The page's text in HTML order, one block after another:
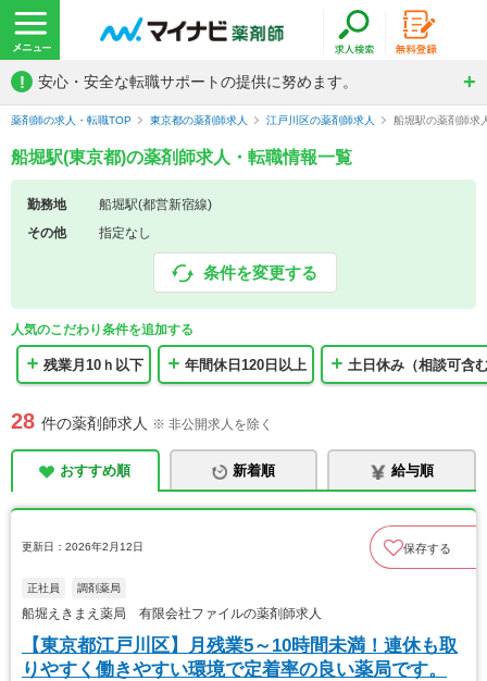
! 安心・安全な転職サポートの提供に努めます。
薬剤師の求人・転職TOP 東京都の薬剤師求人 江戸川区の薬剤師求人 船堀駅の薬剤師求
船堀駅(東京都)の薬剤師求人・転職情報一覧
勤務地
船堀駅(都営新宿線)
その他
指定なし
条件を変更する
人気のこだわり条件を追加する
残業月10ｈ以下 年間休日120日以上 土日休み（相談可含
28 件の薬剤師求人 ※ 非公開求人を除く
おすすめ順 新着順 給与順
更新日：2026年2月12日 保存する
正社員 調剤薬局
船堀えきまえ薬局 有限会社ファイルの薬剤師求人
【東京都江戸川区】月残業5～10時間未満！連休も取
りやすく働きやすい環境で定着率の良い薬局です。